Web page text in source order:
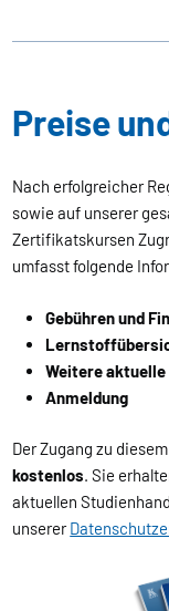
Preise
Nach erfolgreicher
sowie auf unserer
Zertifikatskursen
umfasst folgende
Gebühren und
Weitere
Anmeldung
Der Zugang zu
kostenlos. Sie
aktuellen
unserer